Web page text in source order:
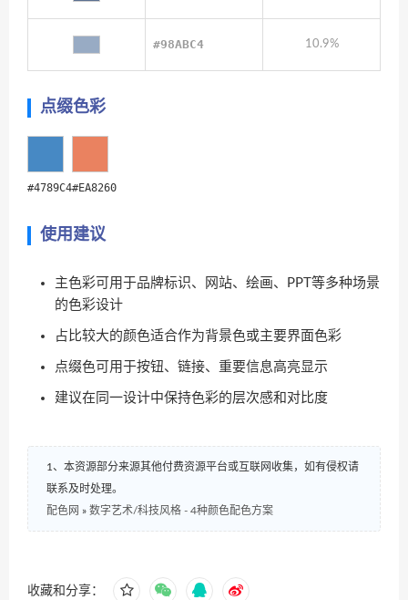
#98ABC4 10.9%
点缀色彩
#4789C4#EA8260
使用建议
主色彩可用于品牌标识、网站、绘画、PPT等多种场景
的色彩设计
占比较大的颜色适合作为背景色或主要界面色彩
点缀色可用于按钮、链接、重要信息高亮显示
建议在同一设计中保持色彩的层次感和对比度
1、本资源部分来源其他付费资源平台或互联网收集，如有侵权请
联系及时处理。
配色网 » 数字艺术/科技风格 - 4种颜色配色方案
收藏和分享：